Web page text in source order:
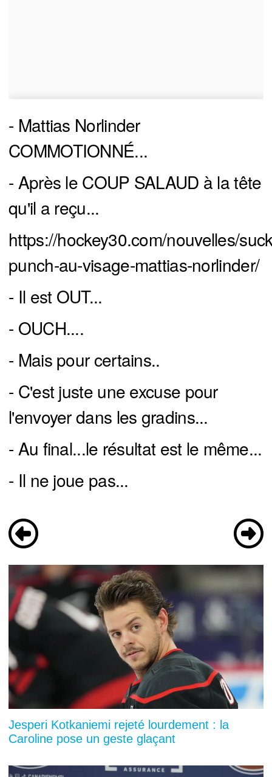
- Mattias Norlinder
COMMOTIONNÉ...
- Après le COUP SALAUD à la tête
qu'il a reçu...
https://hockey30.com/nouvelles/
punch-au-visage-mattias-norlinder/
- Il est OUT...
- OUCH....
- Mais pour certains..
- C'est juste une excuse pour
l'envoyer dans les gradins...
- Au final...le résultat est le même...
- Il ne joue pas...
Jesperi Kotkaniemi rejeté lourdement : la
Caroline pose un geste glaçant